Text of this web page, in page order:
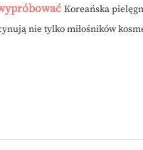
Koreańska
nie tylko miłośników